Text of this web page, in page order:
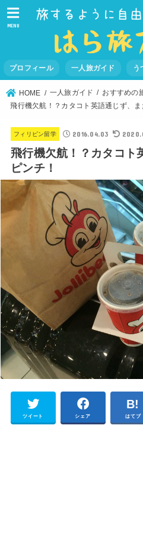
MENU
プロフィール 一人旅ガイド う
HOME 一人旅ガイド おすすめの
飛行機欠航！？カタコト英語通じず、ま
フィリピン留学 2016.04.03
飛行機欠航！？カタコト
ピンチ！
ツイート シェア はてブ